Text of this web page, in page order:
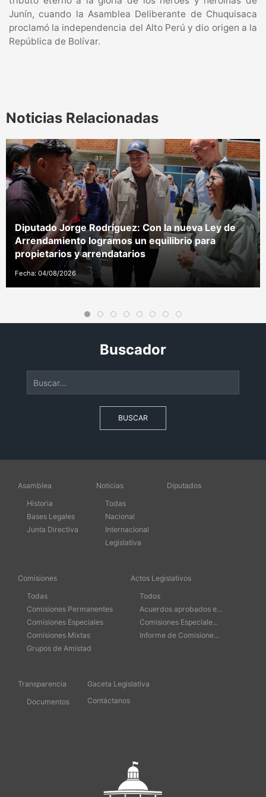
Junín, cuando la Asamblea Deliberante de Chuquisaca
proclamó la independencia del Alto Perú y dio origen a la
República de Bolívar.
Noticias Relacionadas
Diputado Jorge Rodríguez: Con la nueva Ley de
Arrendamiento logramos un equilibrio para
propietarios y arrendatarios
Fecha: 04/08/2026
Buscador
BUSCAR
Asamblea
Historia
Bases Legales
Junta Directiva
Noticias
Todas
Nacional
Internacional
Legislativa
Diputados
Comisiones
Todas
Comisiones Permanentes
Comisiones Especiales
Comisiones Mixtas
Grupos de Amistad
Actos Legislativos
Todos
Acuerdos aprobados e...
Comisiones Especiale...
Informe de Comisione...
Transparencia
Documentos
Gaceta Legislativa
Contáctanos